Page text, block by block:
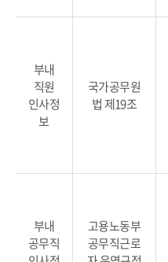
부내
직원
인사정
보
국가공무원
법 제19조
부내
공무직
고용노동부
공무직근로